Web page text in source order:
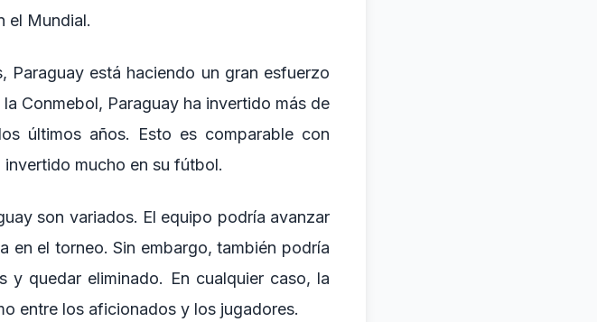
el Mundial.
Paraguay está haciendo un gran esfuerzo
Conmebol, Paraguay ha invertido más de
últimos años. Esto es comparable con
mucho en su fútbol.
son variados. El equipo podría avanzar
en el torneo. Sin embargo, también podría
quedar eliminado. En cualquier caso, la
entre los aficionados y los jugadores.